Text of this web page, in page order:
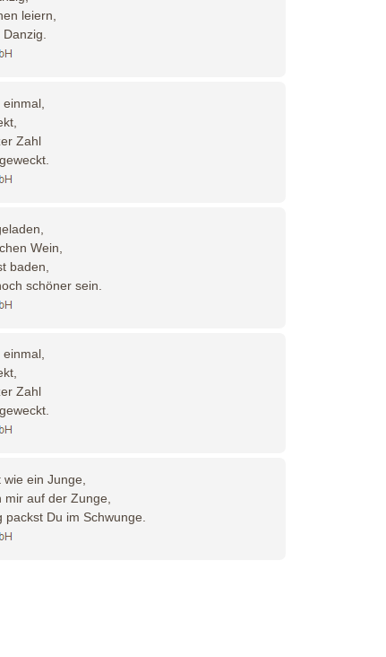
leiern,
Zahl
Wein,
baden,
schöner sein.
einmal,
Zahl
wie ein Junge,
mir auf der Zunge,
packst Du im Schwunge.